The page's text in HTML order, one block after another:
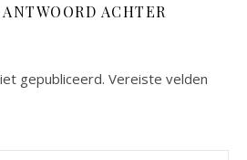
ACHTER
gepubliceerd. Vereiste velden